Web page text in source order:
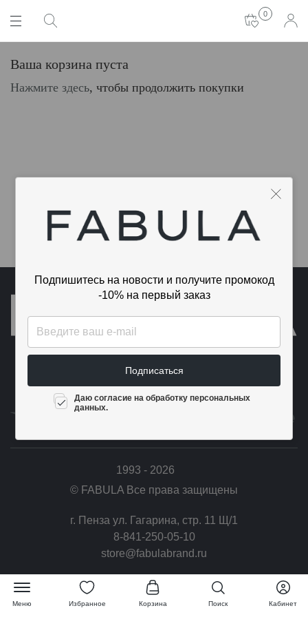
0
Ваша корзина пуста
Нажмите здесь, чтобы продолжить покупки
Публичная оферта
Политика конфиденциальности
1993 - 2026
© FABULA Все права защищены
г. Пенза ул. Гагарина, стр. 11 Щ/1
8-841-250-05-10
store@fabulabrand.ru
Меню Избранное Корзина Поиск Кабинет
Подпишитесь на новости и получите промокод
-10% на первый заказ
Подписаться
Даю согласие на обработку персональных
данных.